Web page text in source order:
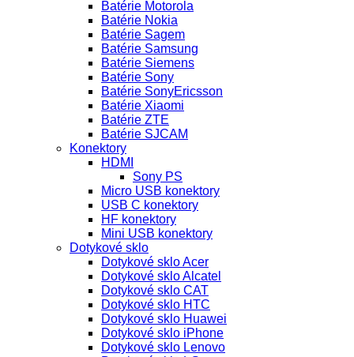
Batérie Motorola
Batérie Nokia
Batérie Sagem
Batérie Samsung
Batérie Siemens
Batérie Sony
Batérie SonyEricsson
Batérie Xiaomi
Batérie ZTE
Batérie SJCAM
Konektory
HDMI
Sony PS
Micro USB konektory
USB C konektory
HF konektory
Mini USB konektory
Dotykové sklo
Dotykové sklo Acer
Dotykové sklo Alcatel
Dotykové sklo CAT
Dotykové sklo HTC
Dotykové sklo Huawei
Dotykové sklo iPhone
Dotykové sklo Lenovo